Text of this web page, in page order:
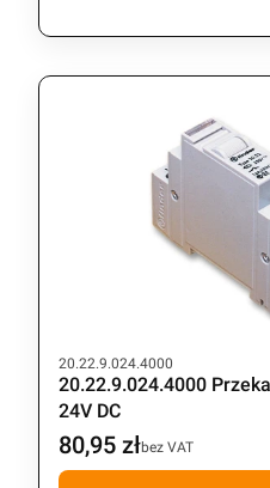
Kod produktu
20.22.9.024.4000
20.22.9.024.4000
24V DC
Cena
80,95 złbez VAT